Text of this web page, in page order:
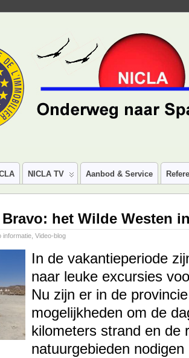
NICLA TV Aanbod & Service
het Wilde Westen
informatie Video-blog
In de vakantieperiode
naar leuke excursies
Nu zijn er in de
mogelijkheden om de
kilometers strand en de
natuurgebieden